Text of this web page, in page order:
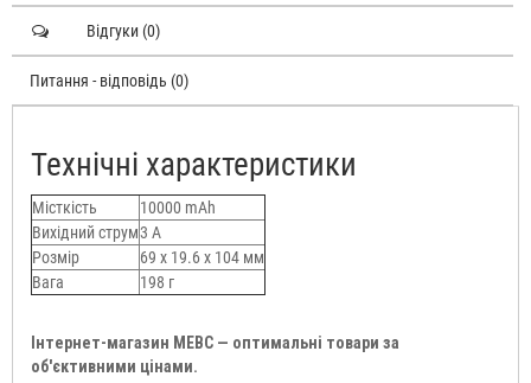
Відгуки (0)
Питання - відповідь (0)
Технічні характеристики
Місткість
10000 mAh
Вихідний струм3 A
Розмір
69 x 19.6 x 104 мм
Вага
198 г
Інтернет-магазин МЕВС — оптимальні товари за
об'єктивними цінами.